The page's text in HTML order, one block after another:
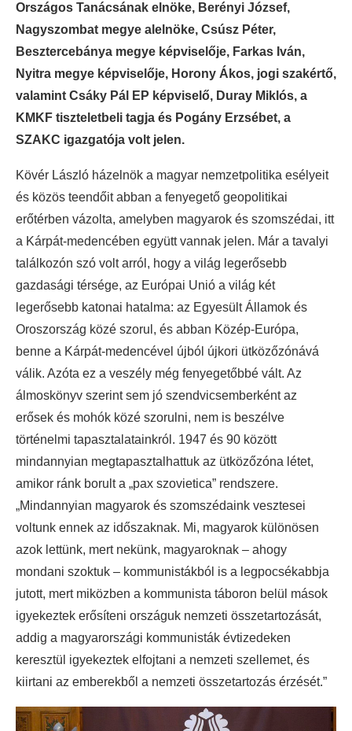
Országos Tanácsának elnöke, Berényi József,
Nagyszombat megye alelnöke, Csúsz Péter,
Besztercebánya megye képviselője, Farkas Iván,
Nyitra megye képviselője, Horony Ákos, jogi szakértő,
valamint Csáky Pál EP képviselő, Duray Miklós, a
KMKF tiszteletbeli tagja és Pogány Erzsébet, a
SZAKC igazgatója volt jelen.
Kövér László házelnök a magyar nemzetpolitika esélyeit
és közös teendőit abban a fenyegető geopolitikai
erőtérben vázolta, amelyben magyarok és szomszédai, itt
a Kárpát-medencében együtt vannak jelen. Már a tavalyi
találkozón szó volt arról, hogy a világ legerősebb
gazdasági térsége, az Európai Unió a világ két
legerősebb katonai hatalma: az Egyesült Államok és
Oroszország közé szorul, és abban Közép-Európa,
benne a Kárpát-medencével újból újkori ütközőzónává
válik. Azóta ez a veszély még fenyegetőbbé vált. Az
álmoskönyv szerint sem jó szendvicsemberként az
erősek és mohók közé szorulni, nem is beszélve
történelmi tapasztalatainkról. 1947 és 90 között
mindannyian megtapasztalhattuk az ütközőzóna létet,
amikor ránk borult a „pax szovietica” rendszere.
„Mindannyian magyarok és szomszédaink vesztesei
voltunk ennek az időszaknak. Mi, magyarok különösen
azok lettünk, mert nekünk, magyaroknak – ahogy
mondani szoktuk – kommunistákból is a legpocsékabbja
jutott, mert miközben a kommunista táboron belül mások
igyekeztek erősíteni országuk nemzeti összetartozását,
addig a magyarországi kommunisták évtizedeken
keresztül igyekeztek elfojtani a nemzeti szellemet, és
kiirtani az emberekből a nemzeti összetartozás érzését.”